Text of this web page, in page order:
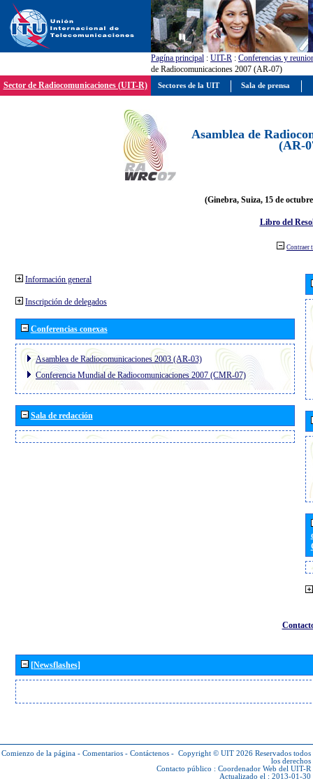
Pagína principal : UIT-R : Conferencias y
de Radiocomunicaciones 2007 (AR-07)
Sector de Radiocomunicaciones (UIT-R)
Asamblea de
(AR-
(Ginebra, Suiza, 15 de
Libro del
Contraer
Información general
Inscripción de delegados
Conferencias conexas
Asamblea de Radiocomunicaciones 2003 (AR-03)
Conferencia Mundial de Radiocomunicaciones 2007 (CMR-07)
Sala de redacción
[Newsflashes]
Comienzo de la página - Comentarios - Contáctenos - Copyright © UIT 2026 Reservados todos
los derechos
Contacto público : Coordenador Web del UIT-R
Actualizado el : 2013-01-30
Sectores de la UIT Sala de prensa